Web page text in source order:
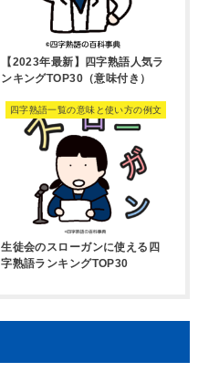
【2023年最新】四字熟語人気ラ
ンキングTOP30（意味付き）
四字熟語一覧の意味と使い方の例文
生徒会のスローガンに使える四
字熟語ランキングTOP30